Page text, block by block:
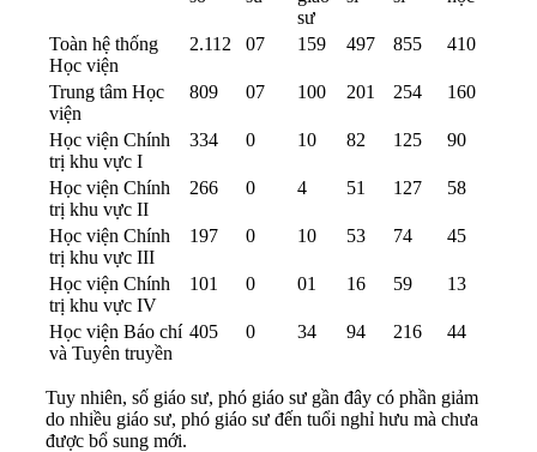
sư
Toàn hệ thống
Học viện
2.112 07 159 497 855 410
Trung tâm Học
viện
809 07 100 201 254 160
Học viện Chính
trị khu vực I
334 0 10 82 125 90
Học viện Chính
trị khu vực II
266 0 4 51 127 58
Học viện Chính
trị khu vực III
197 0 10 53 74 45
Học viện Chính
trị khu vực IV
101 0 01 16 59 13
Học viện Báo chí
và Tuyên truyền
405 0 34 94 216 44
Tuy nhiên, số giáo sư, phó giáo sư gần đây có phần giảm
do nhiều giáo sư, phó giáo sư đến tuổi nghỉ hưu mà chưa
được bổ sung mới.